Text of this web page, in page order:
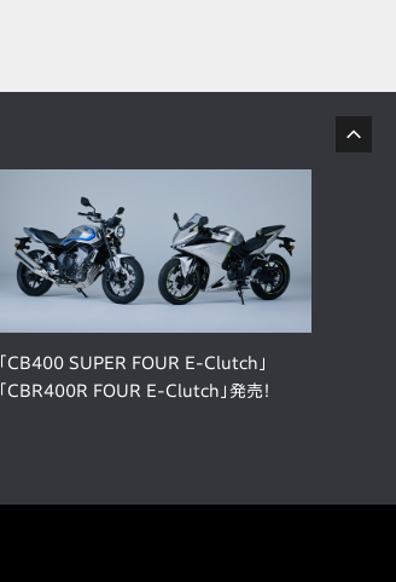
「CB400 SUPER FOUR E-Clutch」
「CBR400R FOUR E-Clutch」発売！